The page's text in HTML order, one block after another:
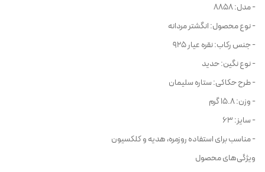
- مدل: 8858
- نوع محصول: انگشتر مردانه
- جنس رکاب: نقره عیار 925
- نوع نگین: حدید
- طرح حکاکی: ستاره سلیمان
- وزن: 15.8 گرم
- سایز: 63
- مناسب برای استفاده روزمره، هدیه و کلکسیون
ویژگی‌های محصول